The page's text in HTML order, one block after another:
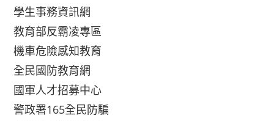
學生事務資訊網
教育部反霸凌專區
機車危險感知教育
全民國防教育網
國軍人才招募中心
警政署165全民防騙